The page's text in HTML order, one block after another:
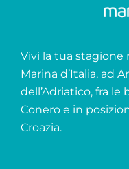
Vivi la tua
Marina d’Italia, ad
dell’Adriatico, fra le
Conero e in
Croazia.